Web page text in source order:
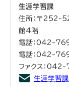
生涯学習課
住所：〒252-
館4階
電話：042-
電話：042-
ファクス：
生涯学習